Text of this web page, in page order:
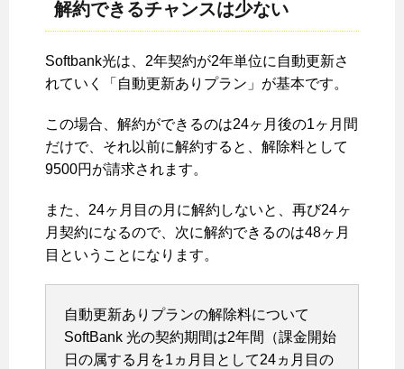
解約できるチャンスは少ない
Softbank光は、2年契約が2年単位に自動更新さ
れていく「自動更新ありプラン」が基本です。
この場合、解約ができるのは24ヶ月後の1ヶ月間
だけで、それ以前に解約すると、解除料として
9500円が請求されます。
また、24ヶ月目の月に解約しないと、再び24ヶ
月契約になるので、次に解約できるのは48ヶ月
目ということになります。
自動更新ありプランの解除料について
SoftBank 光の契約期間は2年間（課金開始
日の属する月を1ヵ月目として24ヵ月目の